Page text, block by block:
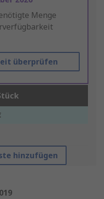
Menge
überprüfen
hinzufügen